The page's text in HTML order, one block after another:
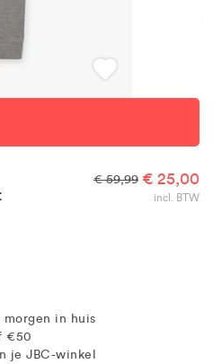
€ 59,99 € 25,00
incl. BTW
morgen in huis
€50
je JBC-winkel